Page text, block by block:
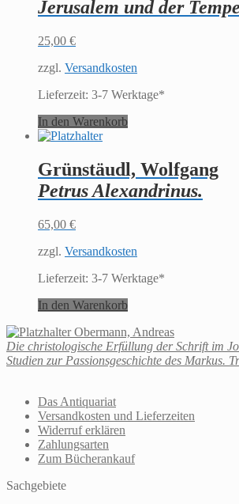
Jerusalem und der
25,00 €
zzgl. Versandkosten
Lieferzeit: 3-7 Werktage*
In den Warenkorb
Grünstäudl, Wolfgang
Petrus Alexandrinus.
65,00 €
zzgl. Versandkosten
Lieferzeit: 3-7 Werktage*
In den Warenkorb
Obermann, Andreas
Die christologische Erfüllung der Schrift im
Studien zur Passionsgeschichte des Markus.
Das Antiquariat
Versandkosten und Lieferzeiten
Widerruf erklären
Zahlungsarten
Zum Bücherankauf
Sachgebiete